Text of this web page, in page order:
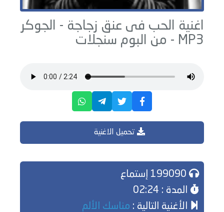
اغنية الحب فى عنق زجاجة -
الجوكر
MP3 - من البوم
سنجلات
تحميل الاغنية
المدة : 02:24
الأغنية التالية : مناسك الألم